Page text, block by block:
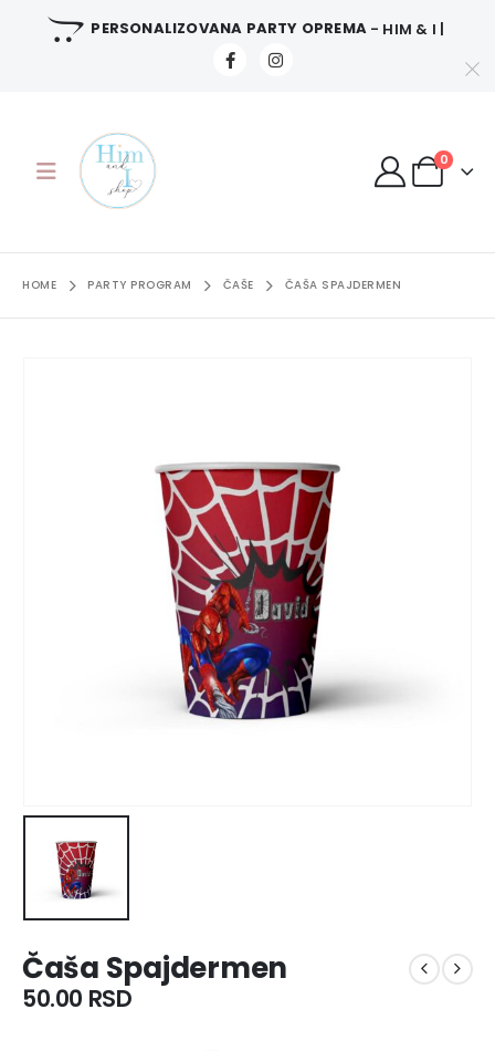
PERSONALIZOVANA PARTY OPREMA - HIM & I |
0
HOME PARTY PROGRAM ČAŠE ČAŠA SPAJDERMEN
Čaša Spajdermen
50.00 RSD